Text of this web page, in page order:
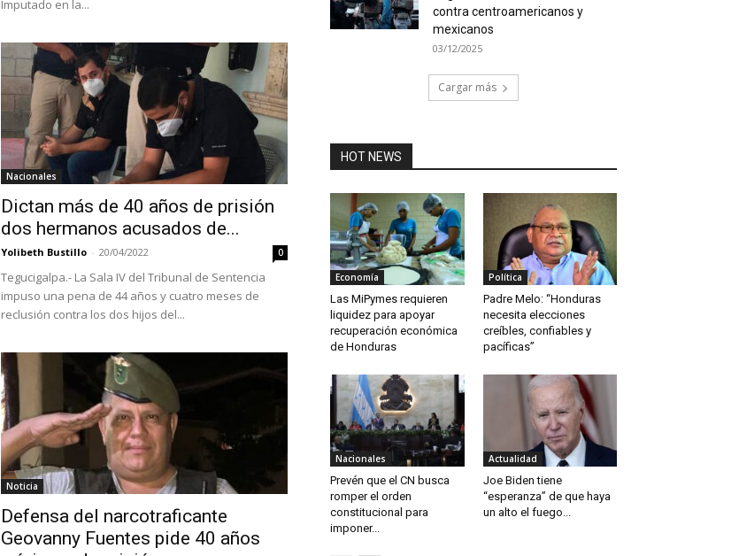
Imputado en la...
Nacionales
Dictan más de 40 años de prisión
dos hermanos acusados de...
Yolibeth Bustillo - 20/04/2022 0
Tegucigalpa.- La Sala IV del Tribunal de Sentencia
impuso una pena de 44 años y cuatro meses de
reclusión contra los dos hijos del...
Noticia
Defensa del narcotraficante
Geovanny Fuentes pide 40 años
contra centroamericanos y
mexicanos
03/12/2025
Cargar más
HOT NEWS
Economía
Las MiPymes requieren
liquidez para apoyar
recuperación económica
de Honduras
Política
Padre Melo: “Honduras
necesita elecciones
creíbles, confiables y
pacíficas”
Nacionales
Prevén que el CN busca
romper el orden
constitucional para
imponer...
Actualidad
Joe Biden tiene
“esperanza” de que haya
un alto el fuego...